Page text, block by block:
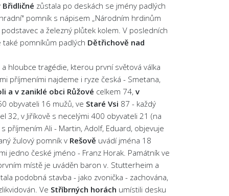
Břidličné zůstala po deskách se jmény padlých
pomník s nápisem „Národním hrdinům
a železný plůtek kolem. V posledních
také pomníkům padlých Dětřichově nad
hloubce tragédie, kterou první světová válka
příjmeními najdeme i ryze česká - Smetana,
a v zaniklé obci Růžové celkem 74, v
obyvateli 16 mužů, ve Staré Vsi 87 - každý
32, v Jiříkově s necelými 400 obyvateli 21 (na
Ali - Martin, Adolf, Eduard, objevuje
žulový pomník v Rešově uvádí jména 18
jedno české jméno - Franz Horak. Památník ve
místě je uváděn baron v. Stutterheim a
podobná stavba - jako zvonička - zachována,
Ve Stříbrných horách umístili desku